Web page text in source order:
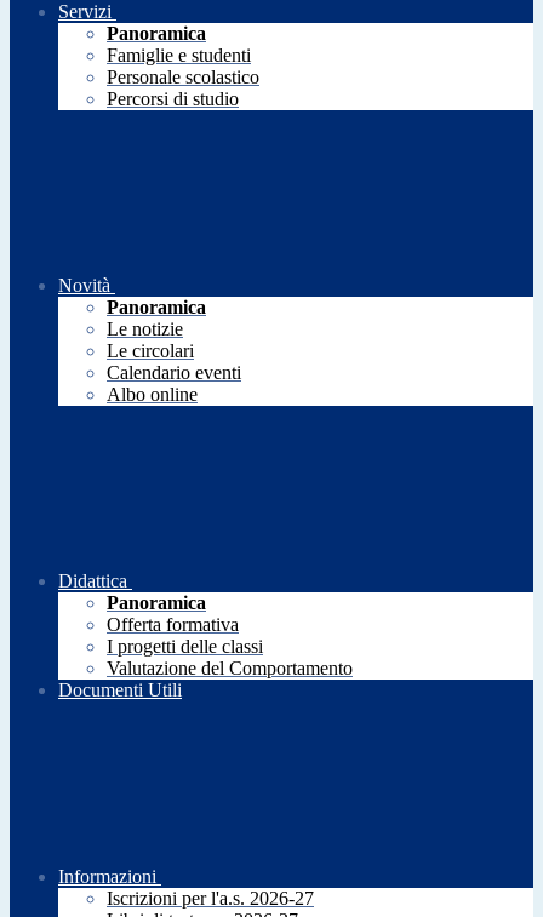
Servizi
Panoramica
Famiglie e studenti
Personale scolastico
Percorsi di studio
Novità
Panoramica
Le notizie
Le circolari
Calendario eventi
Albo online
Didattica
Panoramica
Offerta formativa
I progetti delle classi
Valutazione del Comportamento
Documenti Utili
Informazioni
Iscrizioni per l'a.s. 2026-27